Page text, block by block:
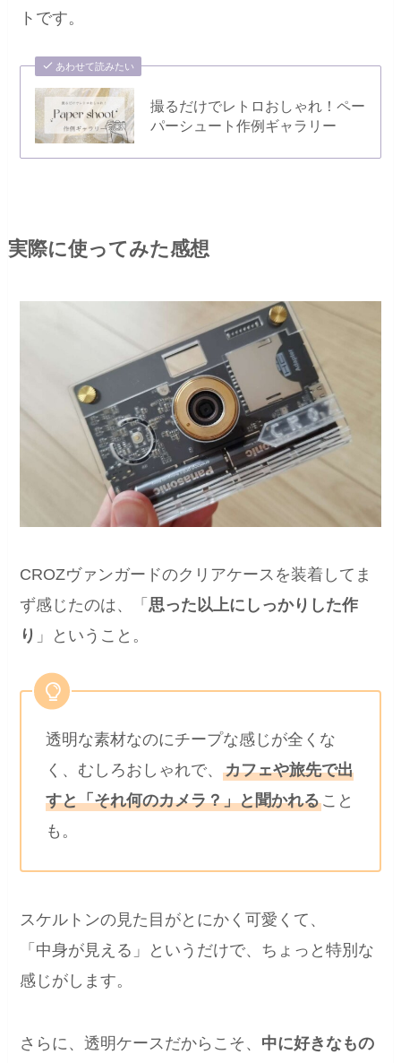
トです。
あわせて読みたい
撮るだけでレトロおしゃれ！ペー
パーシュート作例ギャラリー
実際に使ってみた感想
CROZヴァンガードのクリアケースを装着してま
ず感じたのは、「 思った以上にしっかりした作
り 」ということ。
透明な素材なのにチープな感じが全くな
く、むしろおしゃれで、カフェや旅先で出
すと「それ何のカメラ？」と聞かれること
も。
スケルトンの見た目がとにかく可愛くて、
「中身が見える」というだけで、ちょっと特別な
感じがします。
さらに、透明ケースだからこそ、 中に好きなもの